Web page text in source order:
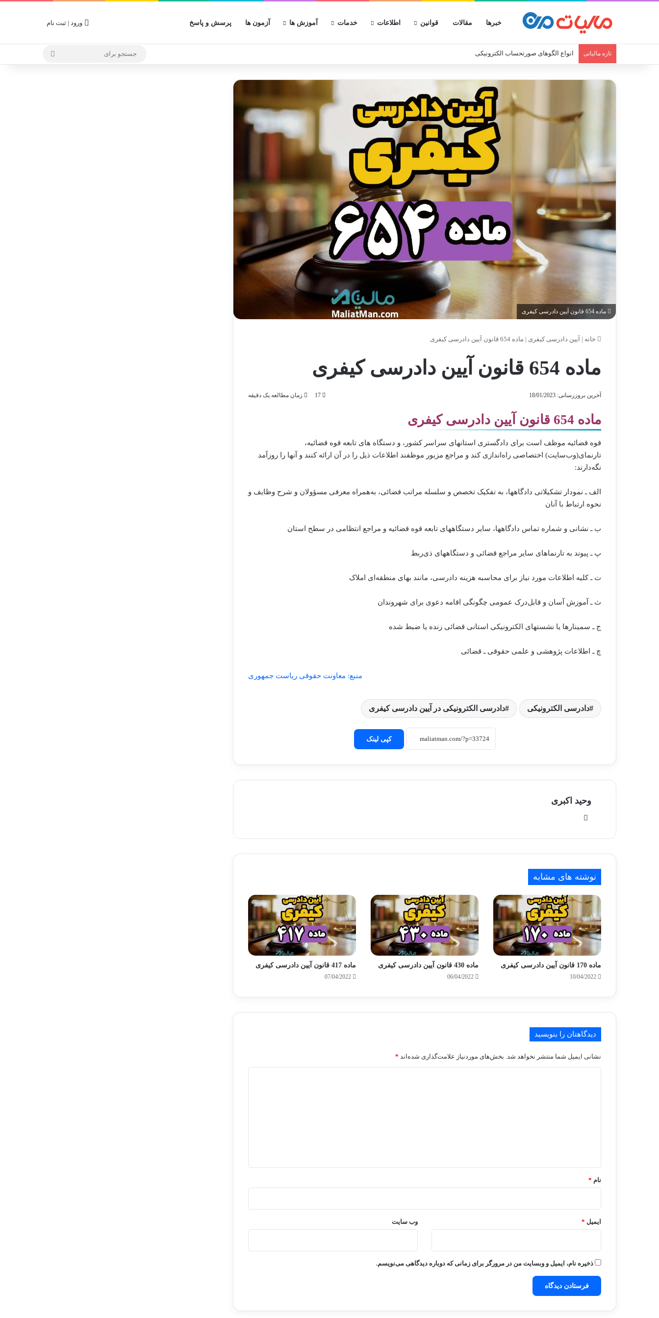
خبرها مقالات قوانین اطلاعات خدمات آموزش ها آزمون ها پرسش و پاسخ ورود | ثبت نام
تازه مالیاتی انواع الگوهای صورتحساب الکترونیکی
ماده 654 قانون آیین دادرسی کیفری
خانه | آیین دادرسی کیفری | ماده 654 قانون آیین دادرسی کیفری
ماده 654 قانون آیین دادرسی کیفری
آخرین بروزرسانی: 18/01/2023 17 زمان مطالعه یک دقیقه
ماده 654 قانون آیین دادرسی کیفری
قوه قضائیه موظف است برای دادگستری‌ استانهای سراسر کشور، و دستگاه های تابعه قوه قضائیه،
تارنمای(وب‌سایت) اختصاصی راه‌اندازی کند و مراجع مزبور موظفند اطلاعات ذیل را در آن ارائه کنند و آنها را روزآمد
نگه‌دارند:
الف ـ نمودار تشکیلاتی دادگاهها، به تفکیک تخصص و سلسله مراتب قضائی، به‌همراه معرفی مسؤولان و شرح وظایف و
نحوه ارتباط با آنان
ب ـ نشانی و شماره تماس دادگاهها، سایر دستگاههای تابعه قوه قضائیه و مراجع انتظامی در سطح استان
پ ـ پیوند به تارنماهای سایر مراجع قضائی و دستگاههای ذی‌ربط
ت ـ کلیه اطلاعات مورد نیاز برای محاسبه هزینه دادرسی، مانند بهای منطقه‌ای املاک
ث ـ آموزش آسان و قابل‌درک عمومی چگونگی اقامه دعوی برای شهروندان
ج ـ سمینارها یا نشستهای الکترونیکی استانی قضائی زنده یا ضبط شده
چ ـ اطلاعات پژوهشی و علمی حقوقی ـ قضائی
منبع: معاونت حقوقی ریاست جمهوری
دادرسی الکترونیکی دادرسی الکترونیکی در آیین دادرسی کیفری
کپی لینک
وحید اکبری
نوشته های مشابه
ماده 170 قانون آیین دادرسی کیفری
10/04/2022
ماده 430 قانون آیین دادرسی کیفری
06/04/2022
ماده 417 قانون آیین دادرسی کیفری
07/04/2022
دیدگاهتان را بنویسید
نشانی ایمیل شما منتشر نخواهد شد. بخش‌های موردنیاز علامت‌گذاری شده‌اند *
نام *
ایمیل * وب‌ سایت
ذخیره نام، ایمیل و وبسایت من در مرورگر برای زمانی که دوباره دیدگاهی می‌نویسم.